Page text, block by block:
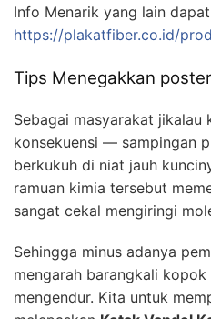
Info Menarik yang lain
https://plakatfiber.co.id/
Tips Menegakkan
Sebagai masyarakat jikalau
konsekuensi — sampingan
berkukuh di niat jauh
ramuan kimia tersebut
sangat cekal mengiringi
Sehingga minus adanya
mengarah barangkali
mengendur. Kita untuk